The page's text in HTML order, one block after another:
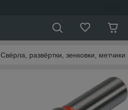
Свёрла, развёртки, зенковки,